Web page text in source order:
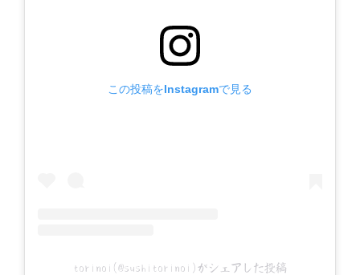
この投稿をInstagramで見る
torinoi(@sushitorinoi)がシェアした投稿